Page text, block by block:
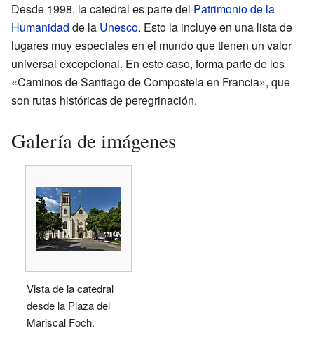
Desde 1998, la catedral es parte del Patrimonio de la
Humanidad de la Unesco. Esto la incluye en una lista de
lugares muy especiales en el mundo que tienen un valor
universal excepcional. En este caso, forma parte de los
«Caminos de Santiago de Compostela en Francia», que
son rutas históricas de peregrinación.
Galería de imágenes
Vista de la catedral
desde la Plaza del
Mariscal Foch.